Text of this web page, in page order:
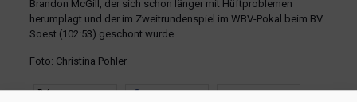
Brandon McGill, der sich schon länger mit Hüftproblemen
herumplagt und der im Zweitrundenspiel im WBV-Pokal beim BV
Soest (102:53) geschont wurde.
Foto: Christina Pohler